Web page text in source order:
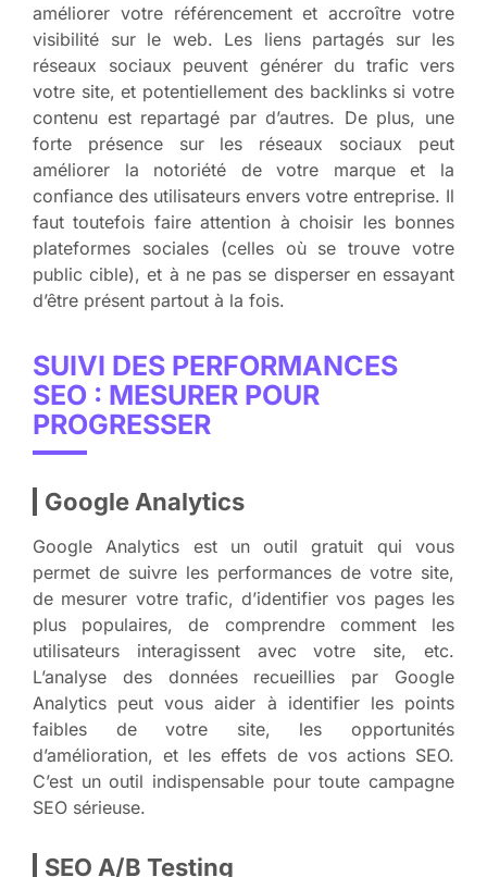
améliorer votre référencement et accroître votre
visibilité sur le web. Les liens partagés sur les
réseaux sociaux peuvent générer du trafic vers
votre site, et potentiellement des backlinks si votre
contenu est repartagé par d’autres. De plus, une
forte présence sur les réseaux sociaux peut
améliorer la notoriété de votre marque et la
confiance des utilisateurs envers votre entreprise. Il
faut toutefois faire attention à choisir les bonnes
plateformes sociales (celles où se trouve votre
public cible), et à ne pas se disperser en essayant
d’être présent partout à la fois.
SUIVI DES PERFORMANCES
SEO : MESURER POUR
PROGRESSER
Google Analytics
Google Analytics est un outil gratuit qui vous
permet de suivre les performances de votre site,
de mesurer votre trafic, d’identifier vos pages les
plus populaires, de comprendre comment les
utilisateurs interagissent avec votre site, etc.
L’analyse des données recueillies par Google
Analytics peut vous aider à identifier les points
faibles de votre site, les opportunités
d’amélioration, et les effets de vos actions SEO.
C’est un outil indispensable pour toute campagne
SEO sérieuse.
SEO A/B Testing